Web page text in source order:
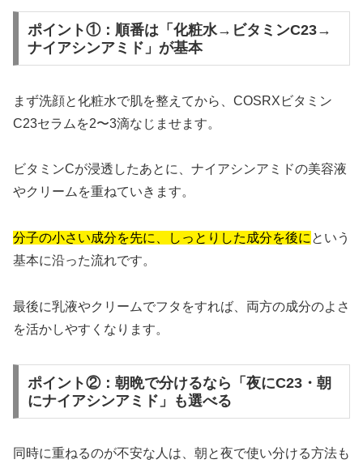
ポイント①：順番は「化粧水→ビタミンC23→
ナイアシンアミド」が基本
まず洗顔と化粧水で肌を整えてから、COSRXビタミン
C23セラムを2〜3滴なじませます。
ビタミンCが浸透したあとに、ナイアシンアミドの美容液
やクリームを重ねていきます。
分子の小さい成分を先に、しっとりした成分を後に という
基本に沿った流れです。
最後に乳液やクリームでフタをすれば、両方の成分のよさ
を活かしやすくなります。
ポイント②：朝晩で分けるなら「夜にC23・朝
にナイアシンアミド」も選べる
同時に重ねるのが不安な人は、朝と夜で使い分ける方法も